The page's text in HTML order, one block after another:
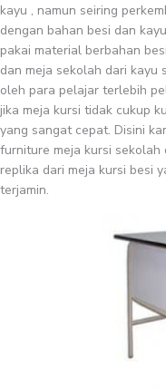
kayu , namun seiring
dengan bahan besi dan
pakai material berbahan
dan meja sekolah dari kayu
oleh para pelajar terlebih
jika meja kursi tidak cukup
yang sangat cepat. Disini
furniture meja kursi sekolah
replika dari meja kursi besi
terjamin.